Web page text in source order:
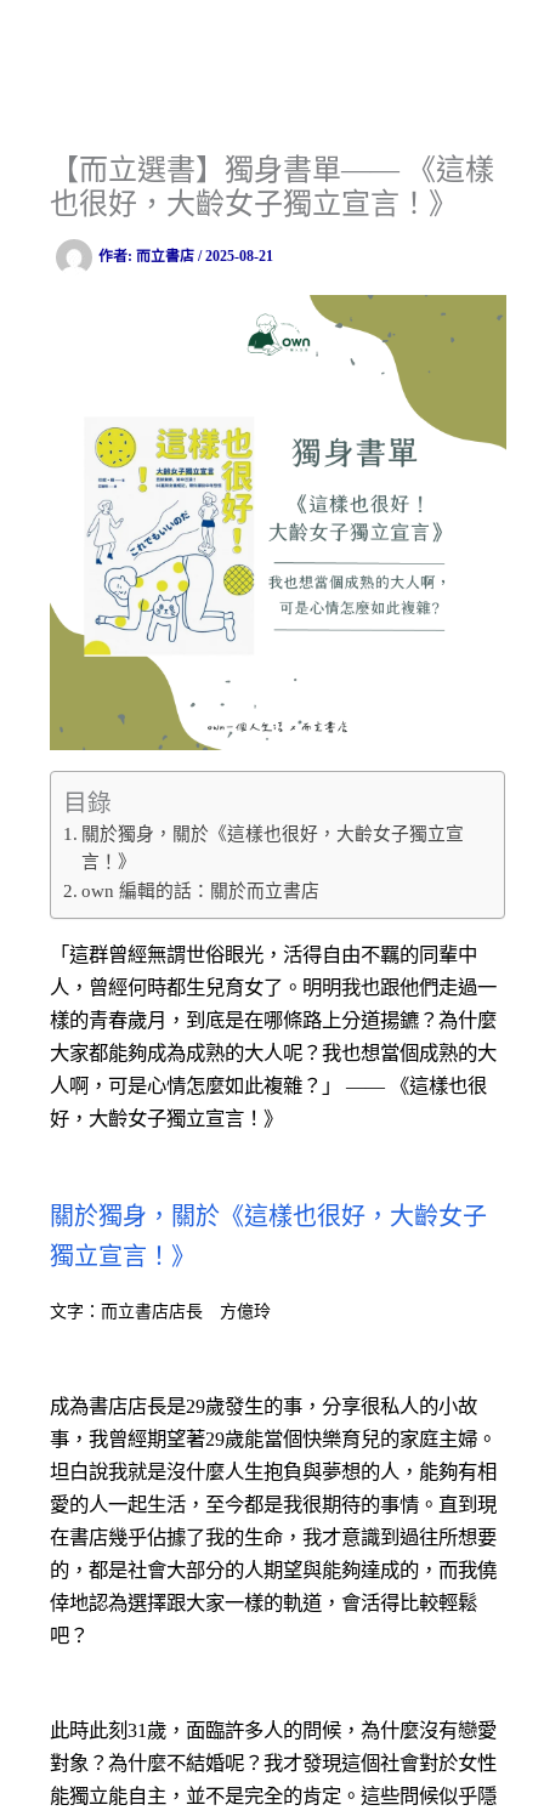
【而立選書】獨身書單—— 《這樣
也很好，大齡女子獨立宣言！》
作者:而立書店/2025-08-21
目錄
關於獨身，關於《這樣也很好，大齡女子獨立宣
言！》
own 編輯的話：關於而立書店
「這群曾經無謂世俗眼光，活得自由不羈的同輩中
人，曾經何時都生兒育女了。明明我也跟他們走過一
樣的青春歲月，到底是在哪條路上分道揚鑣？為什麼
大家都能夠成為成熟的大人呢？我也想當個成熟的大
人啊，可是心情怎麼如此複雜？」 —— 《這樣也很
好，大齡女子獨立宣言！》
關於獨身，關於《這樣也很好，大齡女子
獨立宣言！》
文字：而立書店店長 方億玲
成為書店店長是29歲發生的事，分享很私人的小故
事，我曾經期望著29歲能當個快樂育兒的家庭主婦。
坦白說我就是沒什麼人生抱負與夢想的人，能夠有相
愛的人一起生活，至今都是我很期待的事情。直到現
在書店幾乎佔據了我的生命，我才意識到過往所想要
的，都是社會大部分的人期望與能夠達成的，而我僥
倖地認為選擇跟大家一樣的軌道，會活得比較輕鬆
吧？
此時此刻31歲，面臨許多人的問候，為什麼沒有戀愛
對象？為什麼不結婚呢？我才發現這個社會對於女性
能獨立能自主，並不是完全的肯定。這些問候似乎隱